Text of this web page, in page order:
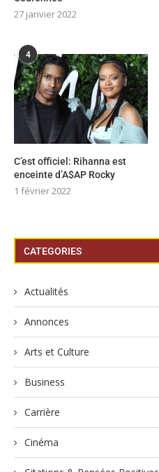
27 janvier 2022
4
C’est officiel: Rihanna est
enceinte d’A$AP Rocky
1 février 2022
CATEGORIES
Actualités
Annonces
Arts et Culture
Business
Carrière
Cinéma